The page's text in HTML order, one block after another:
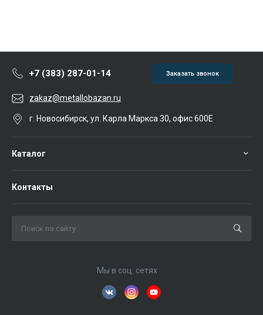
+7 (383) 287-01-14 Заказать звонок
zakaz@metallobazan.ru
г. Новосибирск, ул. Карла Маркса 30, офис 600Е
Каталог
Контакты
Мы в соц. сетях